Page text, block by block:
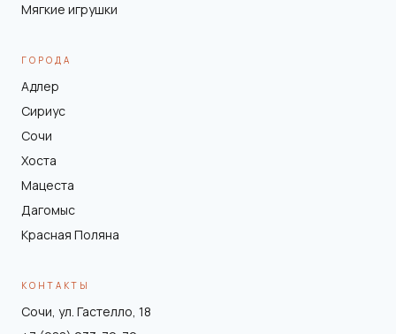
Мягкие игрушки
ГОРОДА
Адлер
Сириус
Сочи
Хоста
Мацеста
Дагомыс
Красная Поляна
КОНТАКТЫ
Сочи, ул. Гастелло, 18